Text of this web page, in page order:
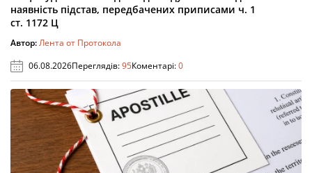
наявність підстав, передбачених приписами ч. 1
ст. 1172 Ц
Автор:Лента от Протокола
06.08.2026Переглядів:95Коментарі:0